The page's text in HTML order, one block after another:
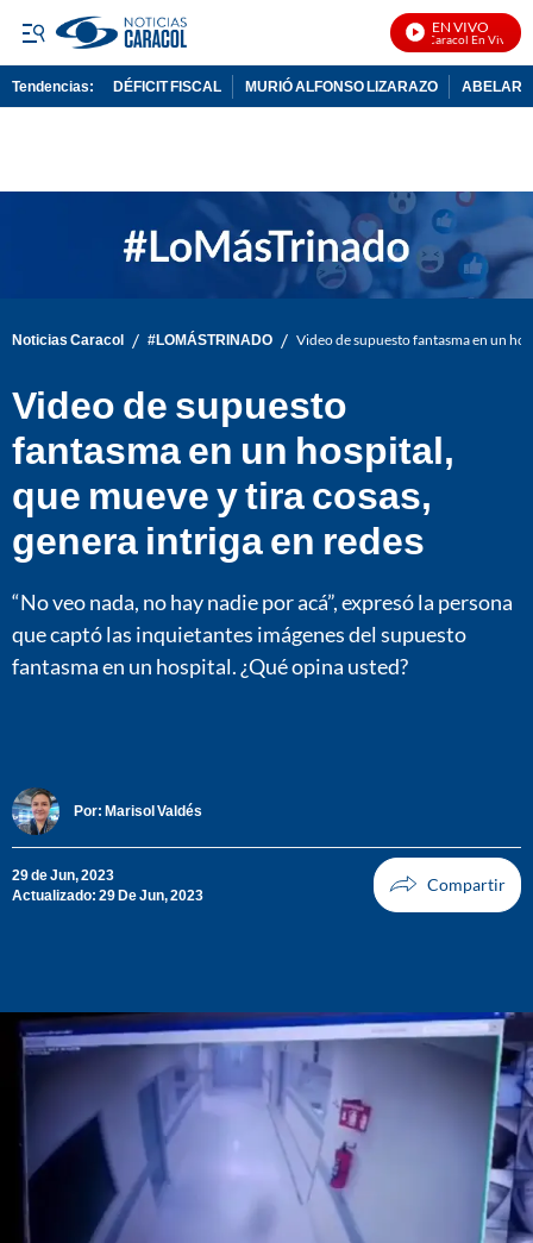
EN VIVO
Noticias Caracol En Vivo
Tendencias: DÉFICIT FISCAL MURIÓ ALFONSO LIZARAZO
Noticias Caracol / #LOMÁSTRINADO / Video de supuesto fantasma en un
Video de supuesto
fantasma en un hospital,
que mueve y tira cosas,
genera intriga en redes
“No veo nada, no hay nadie por acá”, expresó la persona
que captó las inquietantes imágenes del supuesto
fantasma en un hospital. ¿Qué opina usted?
Por: Marisol Valdés
29 de Jun, 2023
Actualizado: 29 De Jun, 2023